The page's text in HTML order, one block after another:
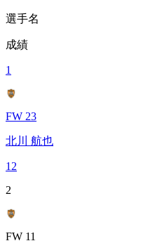
選手名
成績
1
FW 23
北川 航也
12
2
FW 11